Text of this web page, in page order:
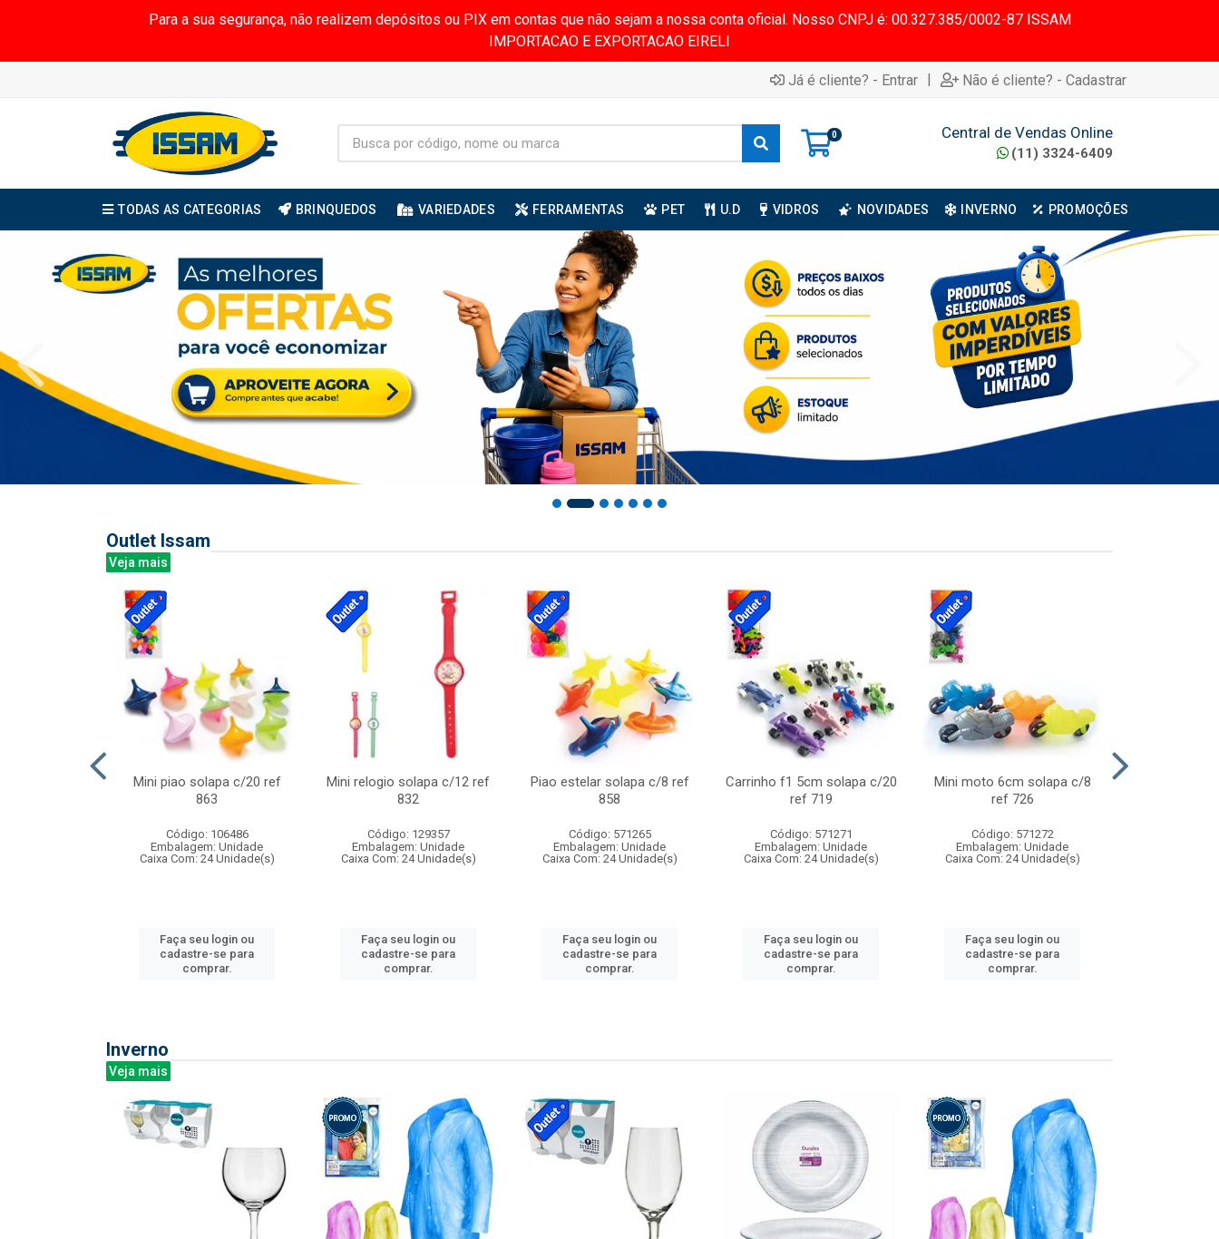
Para a sua segurança, não realizem depósitos ou PIX em contas que não sejam a nossa conta oficial. Nosso CNPJ é: 00.327.385/0002-87 ISSAM
IMPORTACAO E EXPORTACAO EIRELI
Já é cliente? - Entrar | Não é cliente? - Cadastrar
0 Central de Vendas Online
(11) 3324-6409
TODAS AS CATEGORIAS BRINQUEDOS VARIEDADES FERRAMENTAS PET U.D VIDROS NOVIDADES INVERNO PROMOÇÕES
Outlet Issam
Veja mais
Mini piao solapa c/20 ref
863
Código: 106486
Embalagem: Unidade
Caixa Com: 24 Unidade(s)
Faça seu login ou
cadastre-se para
comprar.
Mini relogio solapa c/12 ref
832
Código: 129357
Embalagem: Unidade
Caixa Com: 24 Unidade(s)
Faça seu login ou
cadastre-se para
comprar.
Piao estelar solapa c/8 ref
858
Código: 571265
Embalagem: Unidade
Caixa Com: 24 Unidade(s)
Faça seu login ou
cadastre-se para
comprar.
Carrinho f1 5cm solapa c/20
ref 719
Código: 571271
Embalagem: Unidade
Caixa Com: 24 Unidade(s)
Faça seu login ou
cadastre-se para
comprar.
Mini moto 6cm solapa c/8
ref 726
Código: 571272
Embalagem: Unidade
Caixa Com: 24 Unidade(s)
Faça seu login ou
cadastre-se para
comprar.
Inverno
Veja mais